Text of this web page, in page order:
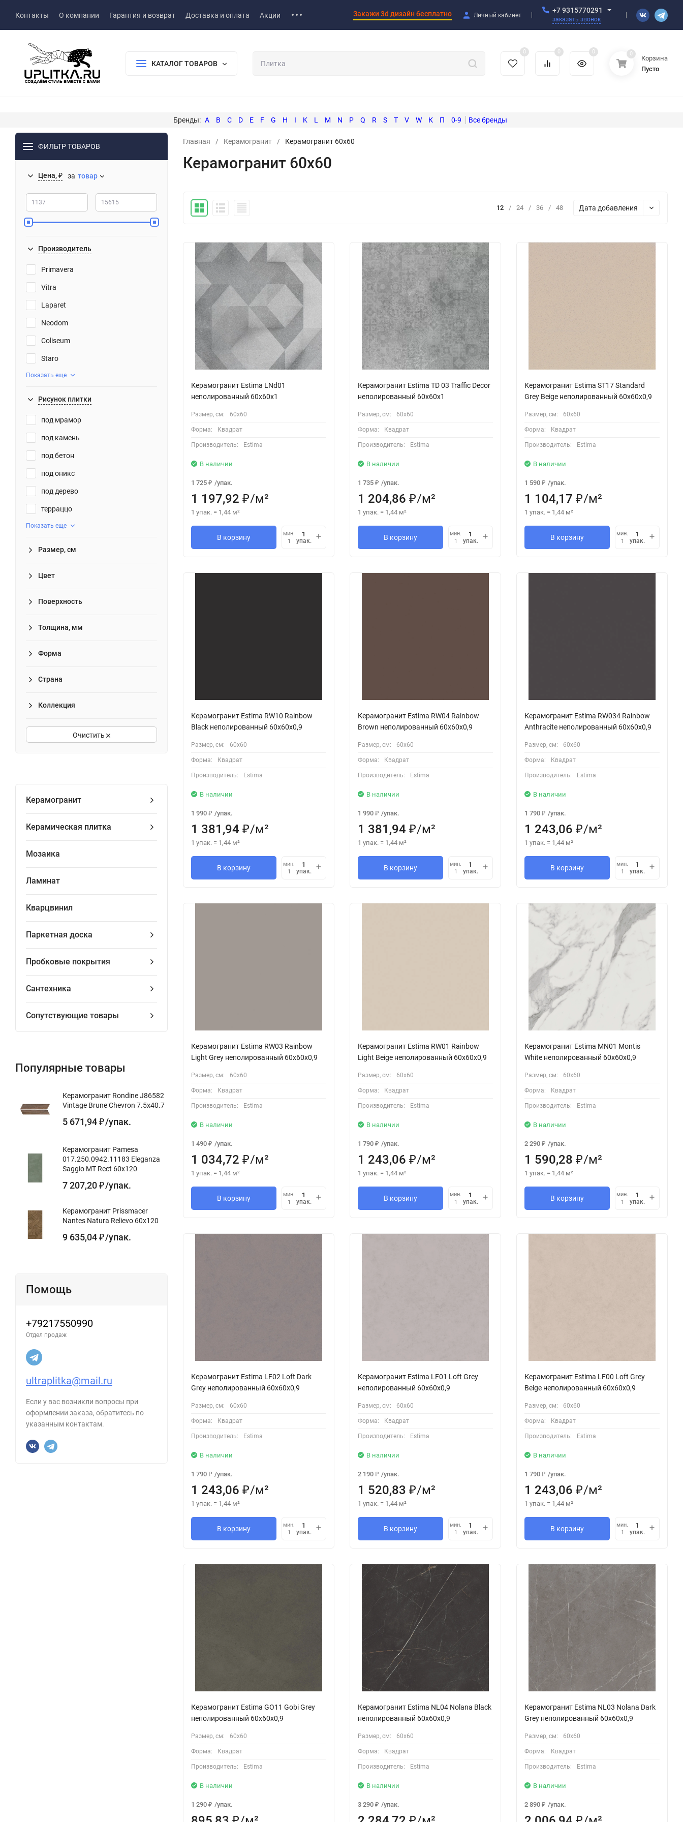
Контакты О компании Гарантия и возврат Доставка и оплата Акции Закажи 3d дизайн бесплатно Личный кабинет
+7 9315770291
заказать звонок
КАТАЛОГ ТОВАРОВ
0 0 0 0
Корзина
Пусто
A B C D E F G H I K L M N P Q R S T V W К П 0-9
ФИЛЬТР ТОВАРОВ
Цена, ₽ за товар
Производитель
Primavera
Vitra
Laparet
Neodom
Coliseum
Staro
Показать еще
Рисунок плитки
под мрамор
под камень
под бетон
под оникс
под дерево
терраццо
Показать еще
Размер, см
Цвет
Поверхность
Толщина, мм
Форма
Страна
Коллекция
Очистить
Керамогранит
Керамическая плитка
Мозаика
Ламинат
Кварцвинил
Паркетная доска
Пробковые покрытия
Сантехника
Сопутствующие товары
Популярные товары
Керамогранит Rondine J86582
Vintage Brune Chevron 7.5x40.7
5 671,94 ₽ /упак.
Керамогранит Pamesa
017.250.0942.11183 Eleganza
Saggio MT Rect 60x120
7 207,20 ₽ /упак.
Керамогранит Prissmacer
Nantes Natura Relievo 60x120
9 635,04 ₽ /упак.
Помощь
+79217550990
Отдел продаж
ultraplitka@mail.ru
Если у вас возникли вопросы при
оформлении заказа, обратитесь по
указанным контактам.
Главная / Керамогранит / Керамогранит 60x60
Керамогранит 60x60
12 / 24 / 36 / 48 Дата добавления
Керамогранит Estima LNd01
неполированный 60x60x1
Размер, см: 60х60
Форма: Квадрат
Производитель: Estima
В наличии
1 725 ₽ /упак.
1 197,92 ₽/м²
1 упак. = 1,44 м²
В корзину
мин.
1
упак.
Керамогранит Estima TD 03 Traffic Decor
неполированный 60x60х1
Размер, см: 60х60
Форма: Квадрат
Производитель: Estima
В наличии
1 735 ₽ /упак.
1 204,86 ₽/м²
1 упак. = 1,44 м²
В корзину
мин.
1
упак.
Керамогранит Estima ST17 Standard
Grey Beige неполированный 60x60x0,9
Размер, см: 60х60
Форма: Квадрат
Производитель: Estima
В наличии
1 590 ₽ /упак.
1 104,17 ₽/м²
1 упак. = 1,44 м²
В корзину
мин.
1
упак.
Керамогранит Estima RW10 Rainbow
Black неполированный 60x60x0,9
Размер, см: 60х60
Форма: Квадрат
Производитель: Estima
В наличии
1 990 ₽ /упак.
1 381,94 ₽/м²
1 упак. = 1,44 м²
В корзину
мин.
1
упак.
Керамогранит Estima RW04 Rainbow
Brown неполированный 60x60x0,9
Размер, см: 60х60
Форма: Квадрат
Производитель: Estima
В наличии
1 990 ₽ /упак.
1 381,94 ₽/м²
1 упак. = 1,44 м²
В корзину
мин.
1
упак.
Керамогранит Estima RW034 Rainbow
Anthracite неполированный 60x60x0,9
Размер, см: 60х60
Форма: Квадрат
Производитель: Estima
В наличии
1 790 ₽ /упак.
1 243,06 ₽/м²
1 упак. = 1,44 м²
В корзину
мин.
1
упак.
Керамогранит Estima RW03 Rainbow
Light Grey неполированный 60x60x0,9
Размер, см: 60х60
Форма: Квадрат
Производитель: Estima
В наличии
1 490 ₽ /упак.
1 034,72 ₽/м²
1 упак. = 1,44 м²
В корзину
мин.
1
упак.
Керамогранит Estima RW01 Rainbow
Light Beige неполированный 60x60x0,9
Размер, см: 60х60
Форма: Квадрат
Производитель: Estima
В наличии
1 790 ₽ /упак.
1 243,06 ₽/м²
1 упак. = 1,44 м²
В корзину
мин.
1
упак.
Керамогранит Estima MN01 Montis
White неполированный 60x60x0,9
Размер, см: 60х60
Форма: Квадрат
Производитель: Estima
В наличии
2 290 ₽ /упак.
1 590,28 ₽/м²
1 упак. = 1,44 м²
В корзину
мин.
1
упак.
Керамогранит Estima LF02 Loft Dark
Grey неполированный 60x60x0,9
Размер, см: 60х60
Форма: Квадрат
Производитель: Estima
В наличии
1 790 ₽ /упак.
1 243,06 ₽/м²
1 упак. = 1,44 м²
В корзину
мин.
1
упак.
Керамогранит Estima LF01 Loft Grey
неполированный 60x60x0,9
Размер, см: 60х60
Форма: Квадрат
Производитель: Estima
В наличии
2 190 ₽ /упак.
1 520,83 ₽/м²
1 упак. = 1,44 м²
В корзину
мин.
1
упак.
Керамогранит Estima LF00 Loft Grey
Beige неполированный 60x60x0,9
Размер, см: 60х60
Форма: Квадрат
Производитель: Estima
В наличии
1 790 ₽ /упак.
1 243,06 ₽/м²
1 упак. = 1,44 м²
В корзину
мин.
1
упак.
Керамогранит Estima GO11 Gobi Grey
неполированный 60x60x0,9
Размер, см: 60х60
Форма: Квадрат
Производитель: Estima
В наличии
1 290 ₽ /упак.
₽
Керамогранит Estima NL04 Nolana Black
неполированный 60x60x0,9
Размер, см: 60х60
Форма: Квадрат
Производитель: Estima
В наличии
3 290 ₽ /упак.
₽
Керамогранит Estima NL03 Nolana Dark
Grey неполированный 60x60x0,9
Размер, см: 60х60
Форма: Квадрат
Производитель: Estima
В наличии
2 890 ₽ /упак.
₽